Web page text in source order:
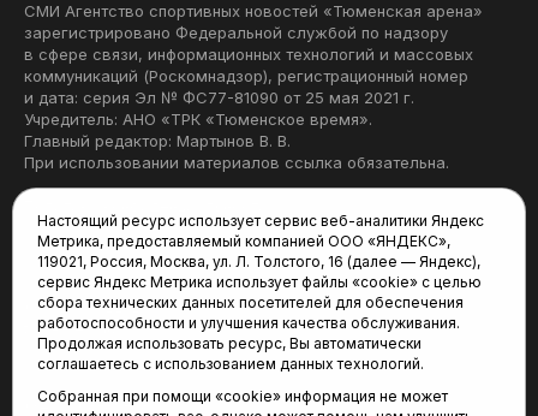
СМИ Агентство спортивных новостей «Тюменская арена»
зарегистрировано Федеральной службой по надзору
в сфере связи, информационных технологий и массовых
коммуникаций (Роскомнадзор), регистрационный номер
и дата: серия Эл № ФС77-81090 от 25 мая 2021 г.
Учредитель: АНО «ТРК «Тюменское время».
Главный редактор: Мартынов В. В.
При использовании материалов ссылка обязательна.
Редакция:
625035, Тюмень, пр. Геологоразведчиков, 28А
(3452) 68-22-28
tum-arena@mail.ru
Отдел продаж:
(3452) 68-89-78
Настоящий ресурс использует сервис веб-аналитики Яндекс
Метрика, предоставляемый компанией ООО «ЯНДЕКС»,
119021, Россия, Москва, ул. Л. Толстого, 16 (далее — Яндекс),
сервис Яндекс Метрика использует файлы «cookie» с целью
сбора технических данных посетителей для обеспечения
работоспособности и улучшения качества обслуживания.
Продолжая использовать ресурс, Вы автоматически
соглашаетесь с использованием данных технологий.
Собранная при помощи «cookie» информация не может